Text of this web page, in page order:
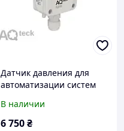
Датчик давления для
автоматизации систем
мА/0...10 В
В наличии
6 750₴